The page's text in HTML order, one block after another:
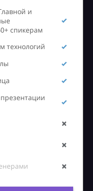
и
спикерам
технологий